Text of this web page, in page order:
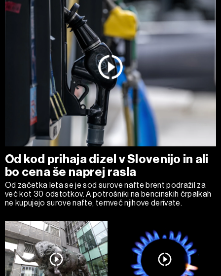
Od kod prihaja dizel v Slovenijo in ali
bo cena še naprej rasla
Od začetka leta se je sod surove nafte brent podražil za
več kot 30 odstotkov. A potrošniki na bencinskih črpalkah
ne kupujejo surove nafte, temveč njihove derivate.